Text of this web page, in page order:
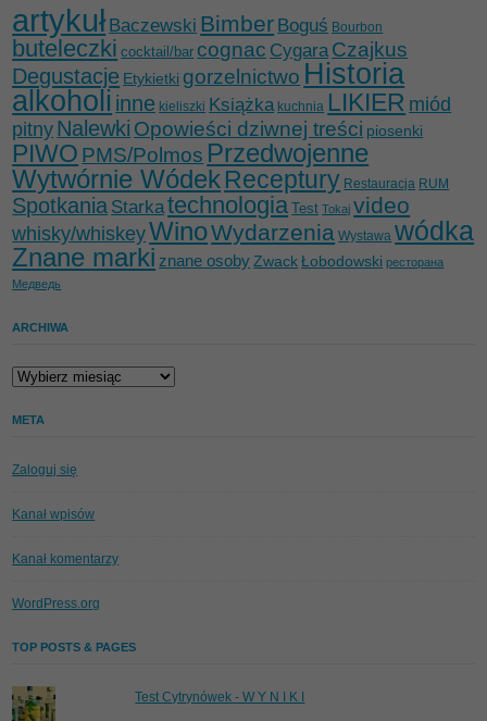
artykułBaczewski Bimber Boguś Bourbon
buteleczki cocktail/bar cognac CygaraCzajkus
Degustacje Etykietki gorzelnictwo Historia
alkoholi inne kieliszki Książka kuchnia LIKIER miód
pitny Nalewki Opowieści dziwnej treści piosenki
PIWO PMS/Polmos Przedwojenne
Wytwórnie WódekReceptury Restauracja RUM
Spotkania Starkatechnologia Test Tokaj video
whisky/whiskeyWinoWydarzenia Wystawa wódka
Znane marki znane osoby Zwack Łobodowski ресторана
Медведь
ARCHIWA
Archiwa
META
Zaloguj się
Kanał wpisów
Kanał komentarzy
WordPress.org
TOP POSTS & PAGES
Test Cytrynówek - W Y N I K I